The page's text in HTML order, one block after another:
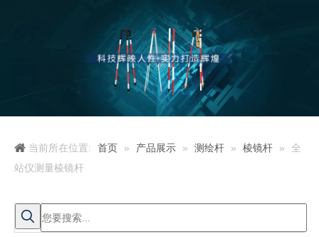
当前所在位置: 首页 » 产品展示 » 测绘杆 » 棱镜杆 »
全
站仪测量棱镜杆